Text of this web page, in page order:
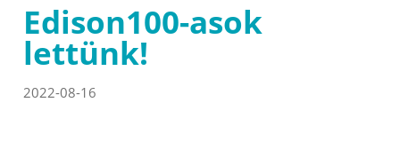
Edison100-asok
lettünk!
2022-08-16